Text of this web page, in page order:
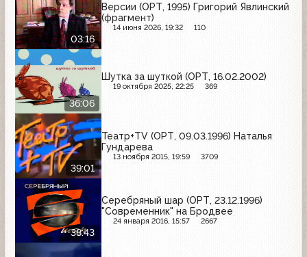
03:16
Версии (ОРТ, 1995) Григорий Явлинский
(фрагмент)
14 июня 2026, 19:32 110
36:06
Шутка за шуткой (ОРТ, 16.02.2002)
19 октября 2025, 22:25 369
39:01
Театр+TV (ОРТ, 09.03.1996) Наталья
Гундарева
13 ноября 2015, 19:59 3709
38:43
Серебряный шар (ОРТ, 23.12.1996)
"Современник" на Бродвее
24 января 2016, 15:57 2667